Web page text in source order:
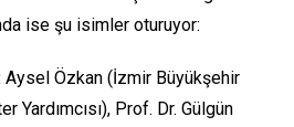
ise şu isimler oturuyor:
Aysel Özkan (İzmir Büyükşehir
Yardımcısı), Prof. Dr. Gülgün